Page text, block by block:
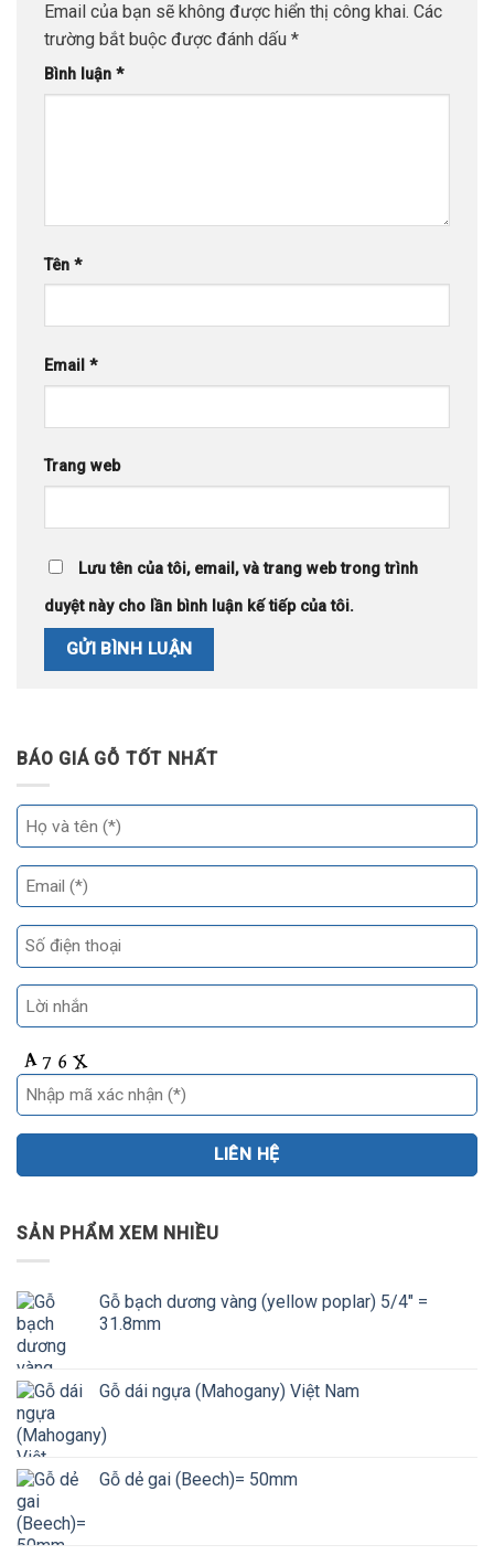
Email của bạn sẽ không được hiển thị công khai. Các
trường bắt buộc được đánh dấu *
Bình luận *
Tên *
Email *
Trang web
Lưu tên của tôi, email, và trang web trong trình
duyệt này cho lần bình luận kế tiếp của tôi.
BÁO GIÁ GỖ TỐT NHẤT
SẢN PHẨM XEM NHIỀU
Gỗ bạch dương vàng (yellow poplar) 5/4" =
31.8mm
Gỗ dái ngựa (Mahogany) Việt Nam
Gỗ dẻ gai (Beech)= 50mm